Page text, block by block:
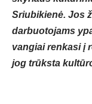
Sriubikienė. Jos
darbuotojams
vangiai renkasi į
jog trūksta